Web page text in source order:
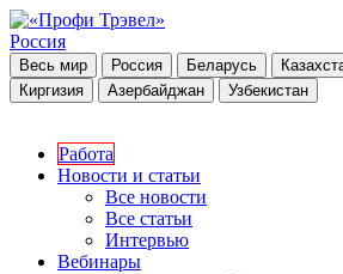
Россия
Весь мир Россия Беларусь
Киргизия
Азербайджан Узбекистан
Работа
Новости и статьи
Все новости
Все статьи
Интервью
Вебинары